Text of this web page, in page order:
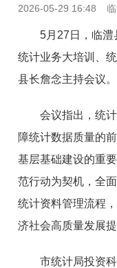
2026-05-29 16:48
5月27日，临
统计业务大培训、
县长詹念主持会议。
会议指出，统
障统计数据质量的
基层基础建设的重
范行动为契机，全
统计资料管理流程
济社会高质量发展
市统计局投资